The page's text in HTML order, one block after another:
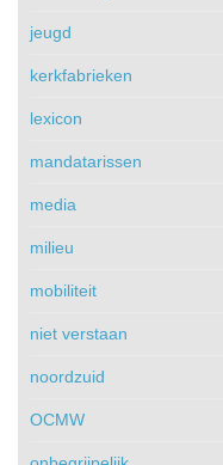
jeugd
kerkfabrieken
lexicon
mandatarissen
media
milieu
mobiliteit
niet verstaan
noordzuid
OCMW